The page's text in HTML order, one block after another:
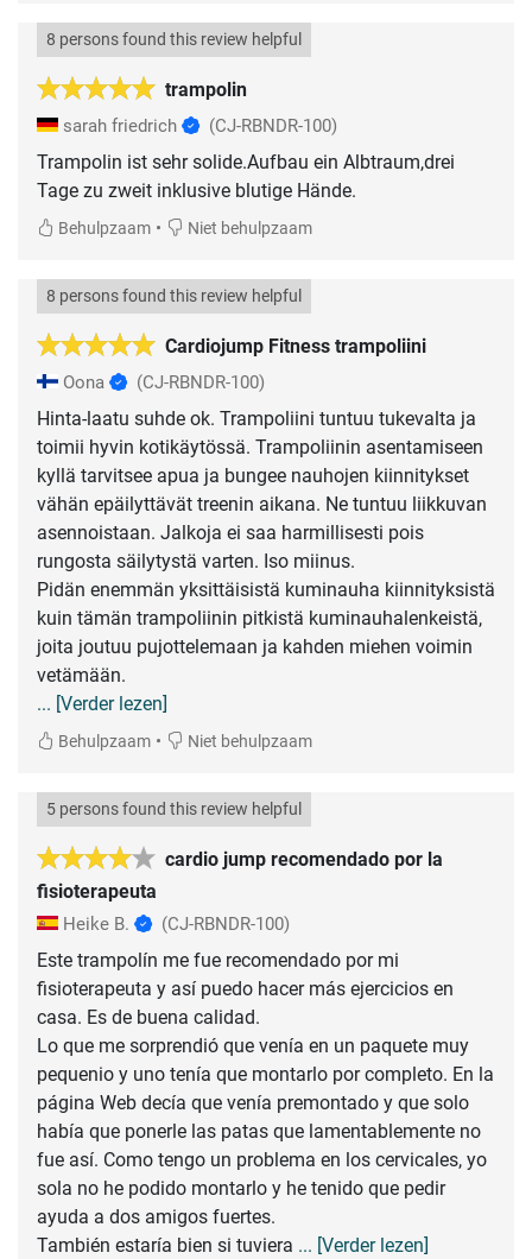
trampolin
8 persons found this review helpful
sarah friedrich (CJ-RBNDR-100)
Trampolin ist sehr solide.Aufbau ein Albtraum,drei
Tage zu zweit inklusive blutige Hände.
Behulpzaam • Niet behulpzaam
Cardiojump Fitness trampoliini
8 persons found this review helpful
Oona (CJ-RBNDR-100)
Hinta-laatu suhde ok. Trampoliini tuntuu tukevalta ja
toimii hyvin kotikäytössä. Trampoliinin asentamiseen
kyllä tarvitsee apua ja bungee nauhojen kiinnitykset
vähän epäilyttävät treenin aikana. Ne tuntuu liikkuvan
asennoistaan. Jalkoja ei saa harmillisesti pois
rungosta säilytystä varten. Iso miinus.
Pidän enemmän yksittäisistä kuminauha kiinnityksistä
kuin tämän trampoliinin pitkistä kuminauhalenkeistä,
joita joutuu pujottelemaan ja kahden miehen voimin
... [Verder lezen]
Behulpzaam • Niet behulpzaam
cardio jump recomendado por la
fisioterapeuta
5 persons found this review helpful
Heike B. (CJ-RBNDR-100)
Este trampolín me fue recomendado por mi
fisioterapeuta y así puedo hacer más ejercicios en
casa. Es de buena calidad.
Lo que me sorprendió que venía en un paquete muy
pequenio y uno tenía que montarlo por completo. En la
página Web decía que venía premontado y que solo
había que ponerle las patas que lamentablemente no
fue así. Como tengo un problema en los cervicales, yo
sola no he podido montarlo y he tenido que pedir
ayuda a dos amigos fuertes.
También estaría bien si tuviera ... [Verder lezen]